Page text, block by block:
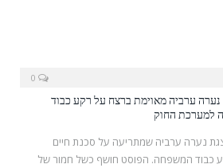
נערה ערביה מאוימת ברצח על רקע כבוד
למערכת החוק
נערה ערביה שמתריעה על סכנת חיים
כבוד המשפחה. הפוסט חושף כשל חמור של